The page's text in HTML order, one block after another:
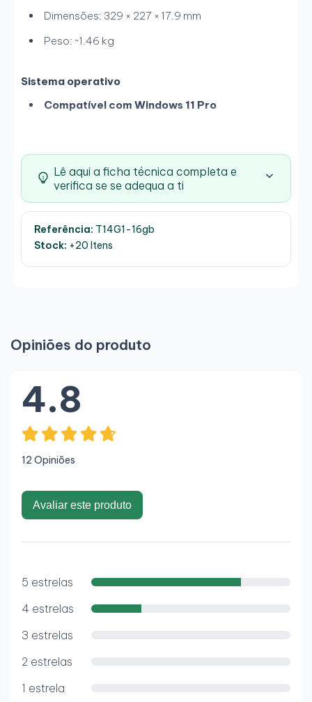
Dimensões: 329 × 227 × 17.9 mm
Peso: ~1.46 kg
Sistema operativo
Compatível com Windows 11 Pro
Lê aqui a ficha técnica completa e
verifica se se adequa a ti
Referência: T14G1-16gb
Stock: +20 Itens
Opiniões do produto
4.8
12 Opiniões
Avaliar este produto
5 estrelas
4 estrelas
3 estrelas
2 estrelas
1 estrela